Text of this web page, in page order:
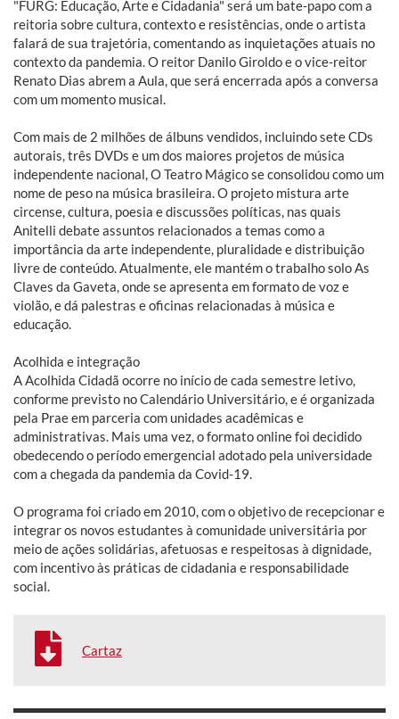
"FURG: Educação, Arte e Cidadania" será um bate-papo com a
reitoria sobre cultura, contexto e resistências, onde o artista
falará de sua trajetória, comentando as inquietações atuais no
contexto da pandemia. O reitor Danilo Giroldo e o vice-reitor
Renato Dias abrem a Aula, que será encerrada após a conversa
com um momento musical.
Com mais de 2 milhões de álbuns vendidos, incluindo sete CDs
autorais, três DVDs e um dos maiores projetos de música
independente nacional, O Teatro Mágico se consolidou como um
nome de peso na música brasileira. O projeto mistura arte
circense, cultura, poesia e discussões políticas, nas quais
Anitelli debate assuntos relacionados a temas como a
importância da arte independente, pluralidade e distribuição
livre de conteúdo. Atualmente, ele mantém o trabalho solo As
Claves da Gaveta, onde se apresenta em formato de voz e
violão, e dá palestras e oficinas relacionadas à música e
educação.
Acolhida e integração
A Acolhida Cidadã ocorre no início de cada semestre letivo,
conforme previsto no Calendário Universitário, e é organizada
pela Prae em parceria com unidades acadêmicas e
administrativas. Mais uma vez, o formato online foi decidido
obedecendo o período emergencial adotado pela universidade
com a chegada da pandemia da Covid-19.
O programa foi criado em 2010, com o objetivo de recepcionar e
integrar os novos estudantes à comunidade universitária por
meio de ações solidárias, afetuosas e respeitosas à dignidade,
com incentivo às práticas de cidadania e responsabilidade
social.
Cartaz